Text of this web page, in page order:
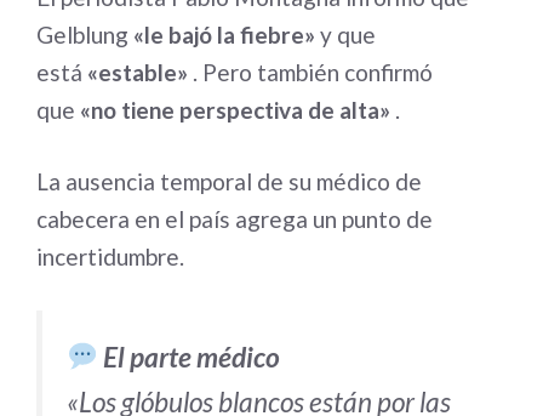
Gelblung «le bajó la fiebre» y que
está «estable» . Pero también confirmó
que «no tiene perspectiva de alta» .
La ausencia temporal de su médico de
cabecera en el país agrega un punto de
incertidumbre.
El parte médico
«Los glóbulos blancos están por las